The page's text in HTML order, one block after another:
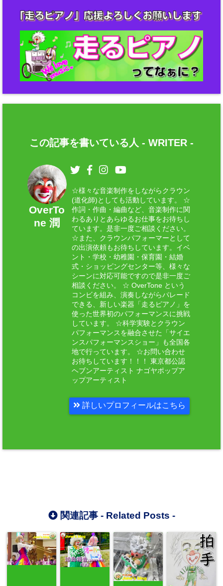
この記事を書いている人 - WRITER -
OverTo
ne 潤
☆様々な音楽制作をしながらクラウン
(道化師)としても活動しています。 ☆
作詞・作曲・編曲など、音楽制作に関
わるありとあらゆるお仕事をお待ちし
ています。是非一度ご相談ください。
☆また、クラウンパフォーマーとして
の出演依頼もお待ちしています。イベ
ント・学校・幼稚園・保育園・結婚
式・ショッピングセンター等、様々な
シーンに対応可能ですので是非一度ご
相談ください。 ☆ OverTone という
コンビを組み、演奏しながらパレード
できる、新しい楽器「走るピアノ」を
使った世界初のパフォーマンスに挑戦
しています。 ☆科学実験とクラウン
パフォーマンスを融合させた「サイエ
ンスパフォーマンスショー」も全国各
地で行っています。 ☆お問い合わせ
お待ちしています！！！ 東京都公認
ヘブンアーティスト ナゴヤポップア
ップアーティスト
詳しいプロフィールはこちら
関連記事 - Related Posts -